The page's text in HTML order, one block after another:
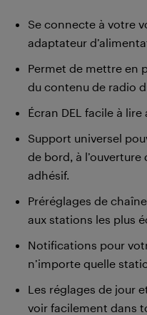
Se connecte à votre
adaptateur
Permet de mettre en
du contenu de radio
Écran DEL facile à lire
Support universel
de bord, à l’ouverture
adhésif.
Préréglages de
aux stations les plus
Notifications pour
n’importe quelle
Les réglages de jour
voir facilement dans